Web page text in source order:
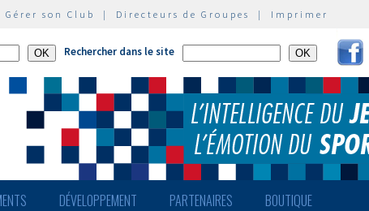
Gérer son Club | Directeurs de Groupes | Imprimer
Rechercher dans le site
DÉVELOPPEMENT PARTENAIRES BOUTIQUE